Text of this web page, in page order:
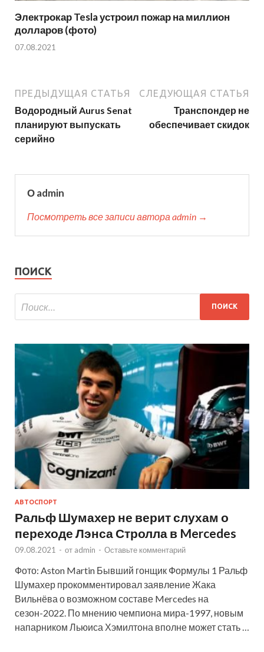
Электрокар Tesla устроил пожар на миллион
долларов (фото)
07.08.2021
ПРЕДЫДУЩАЯ СТАТЬЯ
Водородный Aurus Senat
планируют выпускать
серийно
СЛЕДУЮЩАЯ СТАТЬЯ
Транспондер не
обеспечивает скидок
О admin
Посмотреть все записи автора admin →
ПОИСК
АВТОСПОРТ
Ральф Шумахер не верит слухам о
переходе Лэнса Стролла в Mercedes
09.08.2021 - от admin - Оставьте комментарий
Фото: Aston Martin Бывший гонщик Формулы 1 Ральф
Шумахер прокомментировал заявление Жака
Вильнёва о возможном составе Mercedes на
сезон-2022. По мнению чемпиона мира-1997, новым
напарником Льюиса Хэмилтона вполне может стать …